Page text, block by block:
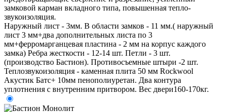
замковой карман вкладного типа, повышенная тепло-
звукоизоляция.
Наружный лист - 3мм. В области замков - 11 мм.( наружный
лист 3 мм+два дополнительных листа по 3
мм+ферромарганцевая пластина - 2 мм на корпус каждого
замка) Ребра жесткости - 12-14 шт. Петли - 3 шт.
(производство Бастион). Противосъемные штыри -2 шт.
Теплозвукоизоляция - каменная плита 50 мм Rockwool
Акустик Батс+ 10мм пенополиуретан. Два контура
уплотнения с внутренним притвором. Вес двери160-170кг.